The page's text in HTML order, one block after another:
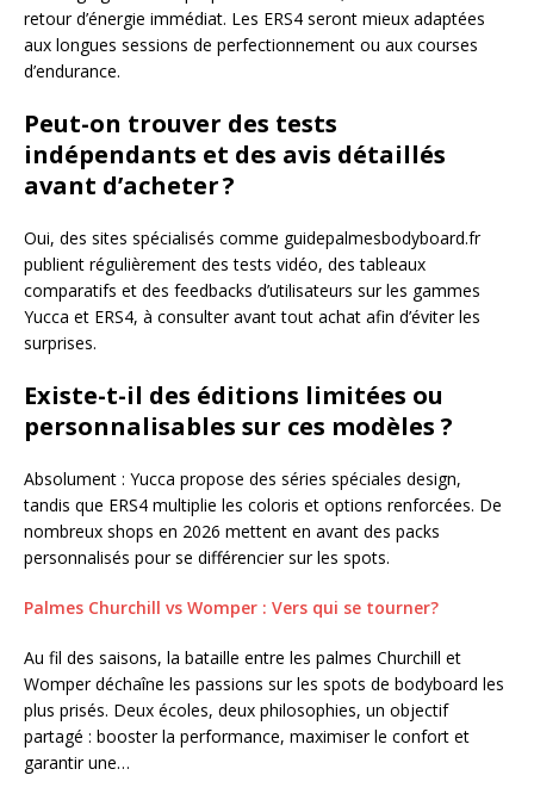
retour d’énergie immédiat. Les ERS4 seront mieux adaptées
aux longues sessions de perfectionnement ou aux courses
d’endurance.
Peut-on trouver des tests
indépendants et des avis détaillés
avant d’acheter ?
Oui, des sites spécialisés comme guidepalmesbodyboard.fr
publient régulièrement des tests vidéo, des tableaux
comparatifs et des feedbacks d’utilisateurs sur les gammes
Yucca et ERS4, à consulter avant tout achat afin d’éviter les
surprises.
Existe-t-il des éditions limitées ou
personnalisables sur ces modèles ?
Absolument : Yucca propose des séries spéciales design,
tandis que ERS4 multiplie les coloris et options renforcées. De
nombreux shops en 2026 mettent en avant des packs
personnalisés pour se différencier sur les spots.
Palmes Churchill vs Womper : Vers qui se tourner?
Au fil des saisons, la bataille entre les palmes Churchill et
Womper déchaîne les passions sur les spots de bodyboard les
plus prisés. Deux écoles, deux philosophies, un objectif
partagé : booster la performance, maximiser le confort et
garantir une…